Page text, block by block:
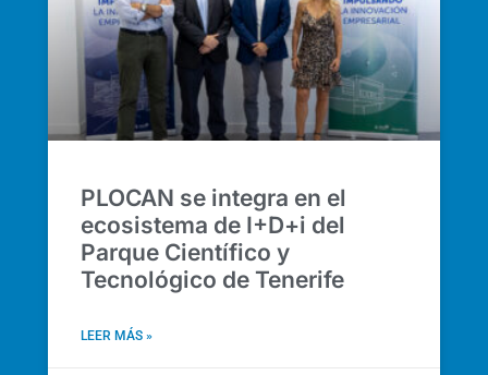
PLOCAN se integra en el
ecosistema de I+D+i del
Parque Científico y
Tecnológico de Tenerife
LEER MÁS »